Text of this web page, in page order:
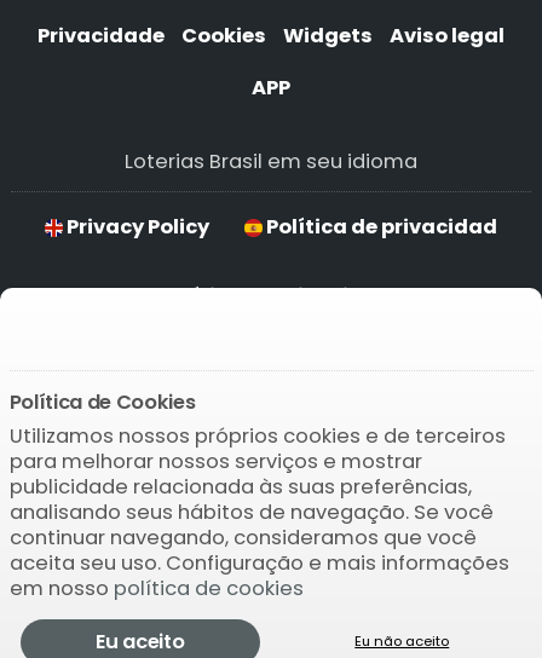
Privacidade
Cookies Widgets
Aviso legal
APP
Loterias Brasil em seu idioma
Privacy Policy Política de privacidad
Política de privacidade
Hinweise zum Datenschutz
Baixar o APP
Política de Cookies
Utilizamos nossos próprios cookies e de terceiros
para melhorar nossos serviços e mostrar
publicidade relacionada às suas preferências,
analisando seus hábitos de navegação. Se você
continuar navegando, consideramos que você
aceita seu uso. Configuração e mais informações
em nosso política de cookies
Eu aceito
Eu não aceito